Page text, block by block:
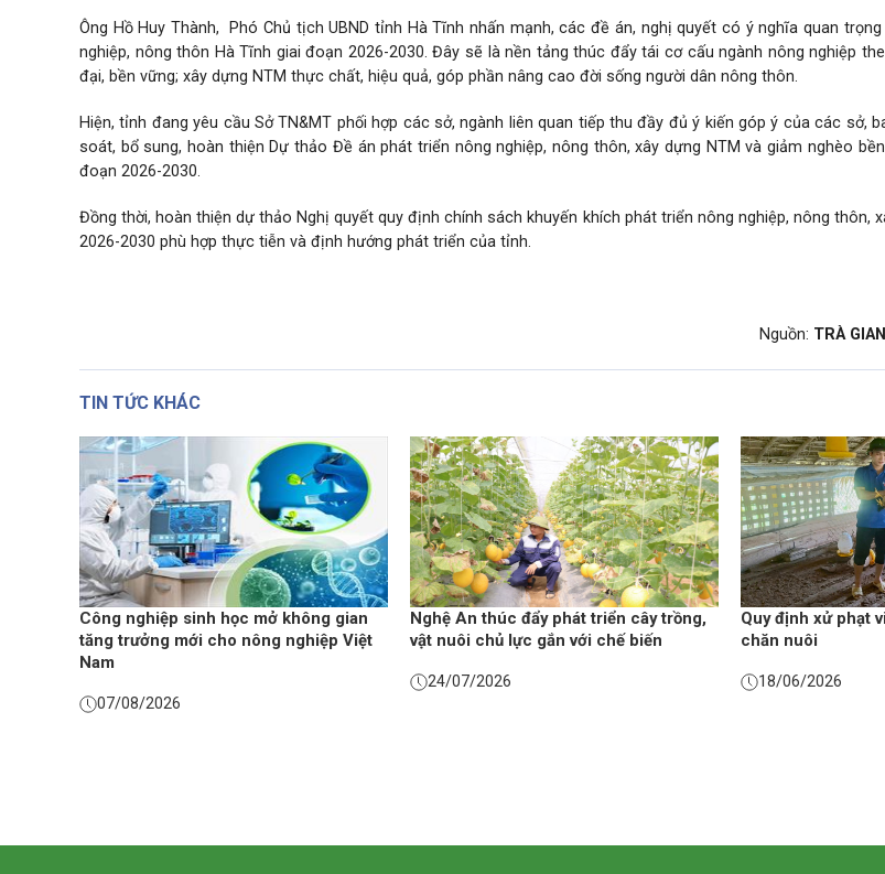
Ông Hồ Huy Thành, Phó Chủ tịch UBND tỉnh Hà Tĩnh nhấn mạnh, các đề án, nghị quyết có ý nghĩa quan
nghiệp, nông thôn Hà Tĩnh giai đoạn 2026-2030. Đây sẽ là nền tảng thúc đẩy tái cơ cấu ngành nông nghiệp
đại, bền vững; xây dựng NTM thực chất, hiệu quả, góp phần nâng cao đời sống người dân nông thôn.
Hiện, tỉnh đang yêu cầu Sở TN&MT phối hợp các sở, ngành liên quan tiếp thu đầy đủ ý kiến góp ý của các sở,
soát, bổ sung, hoàn thiện Dự thảo Đề án phát triển nông nghiệp, nông thôn, xây dựng NTM và giảm nghèo
đoạn 2026-2030.
Đồng thời, hoàn thiện dự thảo Nghị quyết quy định chính sách khuyến khích phát triển nông nghiệp, nông thôn,
2026-2030 phù hợp thực tiễn và định hướng phát triển của tỉnh.
Nguồn: TRÀ
TIN TỨC KHÁC
Công nghiệp sinh học mở không gian
tăng trưởng mới cho nông nghiệp Việt
Nam
07/08/2026
Nghệ An thúc đẩy phát triển cây trồng,
vật nuôi chủ lực gắn với chế biến
24/07/2026
Quy định xử phạt
chăn nuôi
18/06/2026